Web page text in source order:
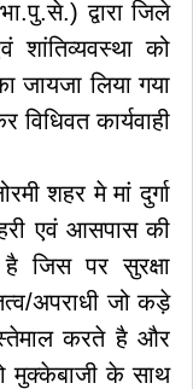
द्वारा जिले
शांतिव्यवस्था को
जायजा लिया गया
कार्यवाही
शहर मे मां दुर्गा
एवं आसपास की
जिस पर सुरक्षा
अपराधी जो कड़े
करते है और
मुक्केबाजी के साथ